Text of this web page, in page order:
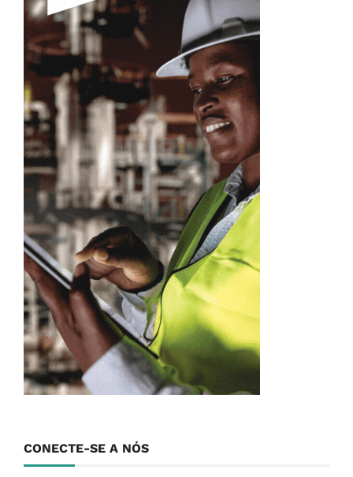
CONECTE-SE A NÓS